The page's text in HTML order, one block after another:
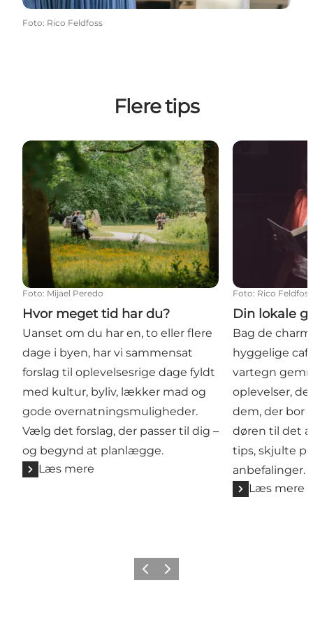
Foto: Rico Feldfoss
Flere tips
Hvor meget tid har du?
Foto: Mijael Peredo
Hvor meget tid har du?
Uanset om du har en, to eller flere
dage i byen, har vi sammensat
forslag til oplevelsesrige dage fyldt
med kultur, byliv, lækker mad og
gode overnatningsmuligheder.
Vælg det forslag, der passer til dig –
og begynd at planlægge.
Læs mere
Din lokale
Foto: Rico Feldfoss
Din lokale
Bag de
hyggelige
vartegn
oplevelser,
dem, der bor
døren til det
tips, skjulte
anbefalinger.
Læs mere
ForrigeNæste